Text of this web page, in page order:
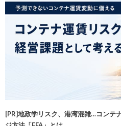
[PR]地政学リスク、港湾混雑…コンテ